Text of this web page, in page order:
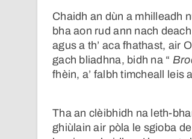
Chaidh an dùn a mhilleadh
bha aon rud ann nach
agus a th’ aca fhathast, air
gach bliadhna, bidh na “
fhèin, a’ falbh timcheall leis
Tha an clèibhidh na leth-
ghiùlain air pòla le sgioba de